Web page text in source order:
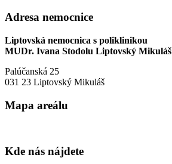
Adresa nemocnice
Liptovská nemocnica s poliklinikou
MUDr. Ivana Stodolu Liptovský Mikuláš
Palúčanská 25
031 23 Liptovský Mikuláš
Mapa areálu
Kde nás nájdete